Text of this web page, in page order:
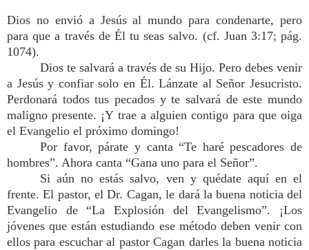
Dios no envió a Jesús al mundo para condenarte, pero
para que a través de Él tu seas salvo. (cf. Juan 3:17; pág.
1074).
Dios te salvará a través de su Hijo. Pero debes venir
a Jesús y confiar solo en Él. Lánzate al Señor Jesucristo.
Perdonará todos tus pecados y te salvará de este mundo
maligno presente. ¡Y trae a alguien contigo para que oiga
el Evangelio el próximo domingo!
Por favor, párate y canta “Te haré pescadores de
hombres”. Ahora canta “Gana uno para el Señor”.
Si aún no estás salvo, ven y quédate aquí en el
frente. El pastor, el Dr. Cagan, le dará la buena noticia del
Evangelio de “La Explosión del Evangelismo”. ¡Los
jóvenes que están estudiando ese método deben venir con
ellos para escuchar al pastor Cagan darles la buena noticia